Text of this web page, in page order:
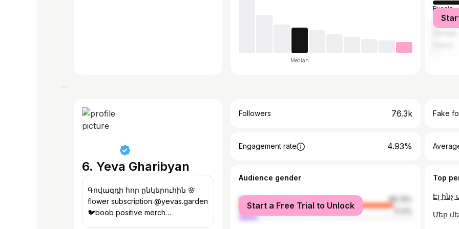
Median
Russia
United
6. Yeva Gharibyan
Գովազդի հոր ընկերուհին 🌸
flower subscription @yevas.garden
🐦boob positive merch
Followers 76.3k Fake
Engagement rate 4.93%
Audience gender
female
88.79%
male
Start a Free Trial to Unlock
Top
Մեր